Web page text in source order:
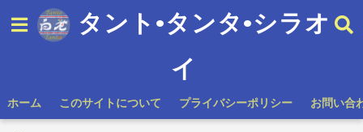
タント•タンタ•シラオ
イ
ホーム このサイトについて プライバシーポリシー お問い合